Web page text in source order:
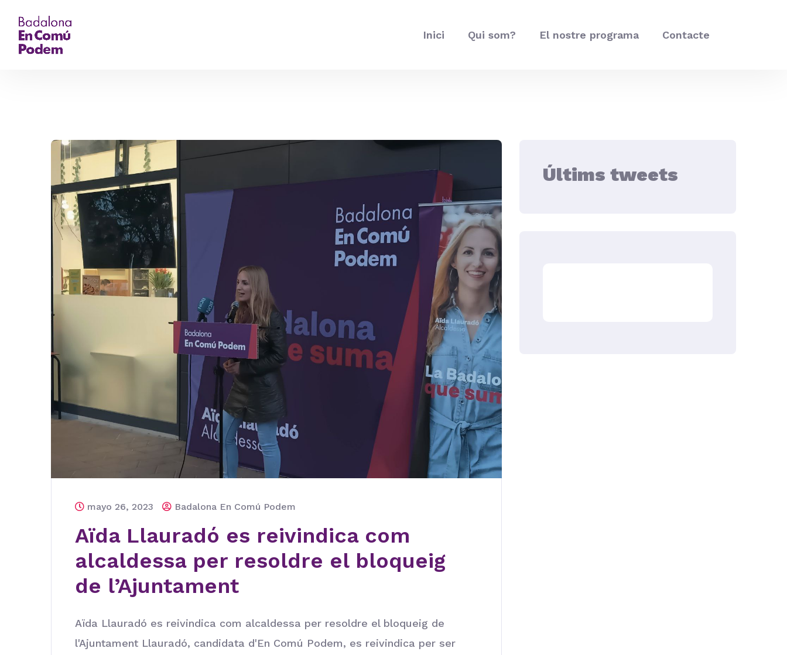
Inici Qui som? El nostre programa Contacte
mayo 26, 2023 Badalona En Comú Podem
Aïda Llauradó es reivindica com
alcaldessa per resoldre el bloqueig
de l’Ajuntament
Aïda Llauradó es reivindica com alcaldessa per resoldre el bloqueig de
l'Ajuntament Llauradó, candidata d'En Comú Podem, es reivindica per ser
Últims tweets